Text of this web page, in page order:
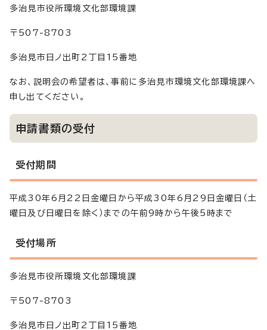
多治見市役所環境文化部環境課
〒507-8703
多治見市日ノ出町2丁目15番地
なお、説明会の希望者は、事前に多治見市環境文化部環境課へ
申し出てください。
申請書類の受付
受付期間
平成30年6月22日金曜日から平成30年6月29日金曜日（土
曜日及び日曜日を除く）までの午前9時から午後5時まで
受付場所
多治見市役所環境文化部環境課
〒507-8703
多治見市日ノ出町2丁目15番地